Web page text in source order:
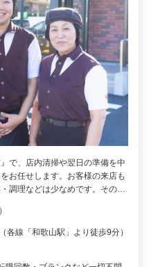
で、店内清掃や翌日の準備を中
お任せします。お客様の来店も
調理などは少なめです。その…
各線「和歌山駅」より徒歩9分）